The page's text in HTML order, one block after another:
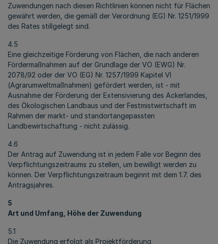
Zuwendungen nach diesen Richtlinien können nicht für Flächen
gewährt werden, die gemäß der Verordnung (EG) Nr. 1251/1999
des Rates stillgelegt sind.
4.5
Eine gleichzeitige Förderung von Flächen, die nach anderen
Fördermaßnahmen auf der Grundlage der VO (EWG) Nr.
2078/92 oder der VO (EG) Nr. 1257/1999 Kapitel VI
(Agrarumweltmaßnahmen) gefördert werden, ist - mit
Ausnahme der Förderung der Extensivierung des Ackerlandes,
des Ökologischen Landbaus und der Festmistwirtschaft im
Rahmen der markt- und standortangepassten
Landbewirtschaftung - nicht zulässig.
4.6
Der Antrag auf Zuwendung ist in jedem Falle vor Beginn des
Verpflichtungszeitraums zu stellen, um bewilligt werden zu
können. Der Verpflichtungszeitraum beginnt mit dem 1.7. des
Antragsjahres.
5
Art und Umfang, Höhe der Zuwendung
5.1
Die Zuwendung erfolgt als Projektförderung